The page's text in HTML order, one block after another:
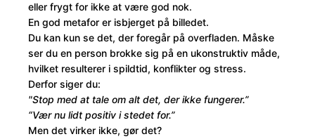
eller frygt for ikke at være god nok.
En god metafor er isbjerget på billedet.
Du kan kun se det, der foregår på overfladen. Måske
ser du en person brokke sig på en ukonstruktiv måde,
hvilket resulterer i spildtid, konflikter og stress.
Derfor siger du:
"Stop med at tale om alt det, der ikke fungerer.”
“Vær nu lidt positiv i stedet for.”
Men det virker ikke, gør det?